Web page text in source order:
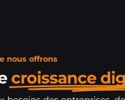
nous offrons
croissance